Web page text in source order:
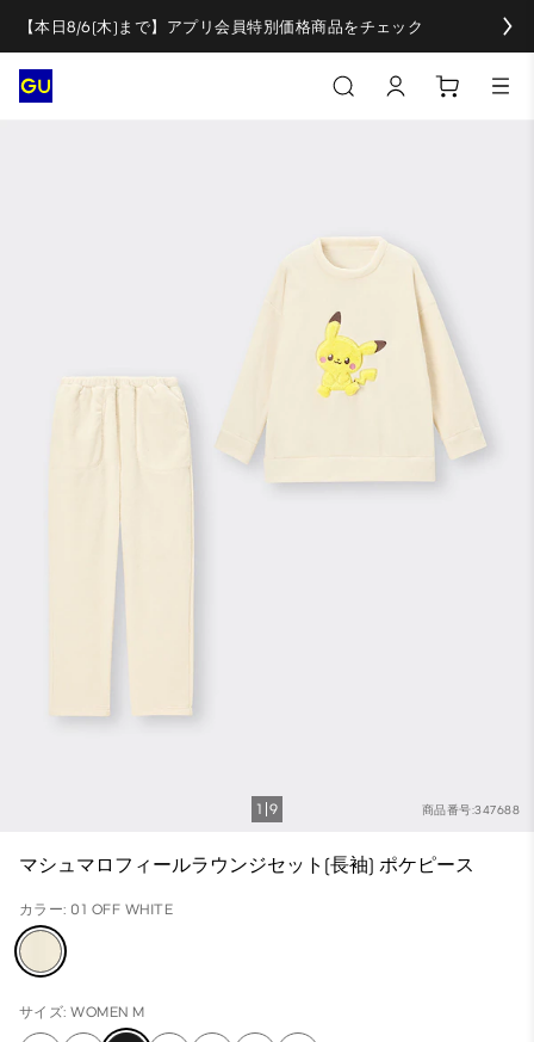
【本日8/6(木)まで】アプリ会員特別価格商品をチェック
商品番号:347688
1 9
マシュマロフィールラウンジセット(長袖) ポケピース
カラー: 01 OFF WHITE
サイズ: WOMEN M